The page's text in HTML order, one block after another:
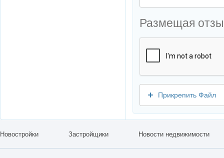
Размещая
Прикрепить Файл
Новостройки Застройщики Новости недвижимости